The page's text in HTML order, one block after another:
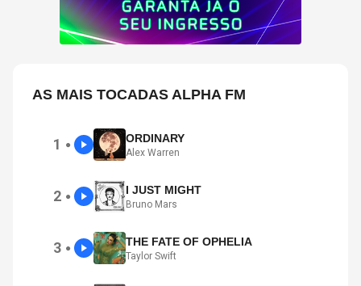
AS MAIS TOCADAS ALPHA FM
1 ● ORDINARY
Alex Warren
2 ● I JUST MIGHT
Bruno Mars
3 ● THE FATE OF OPHELIA
Taylor Swift